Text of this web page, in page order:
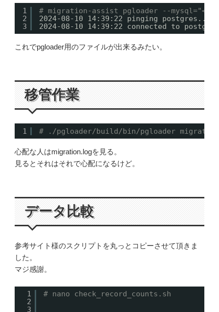
1
2
3
# migration-assist pgloader --
2024-08-10 14:39:22 pinging postgres...
2024-08-10 14:39:22 connected to
これでpgloader用のファイルが出来るみたい。
移管作業
1 # ./pgloader/build/bin/pgloader
心配な人はmigration.logを見る。
見るとそれはそれで心配になるけど。
データ比較
参考サイト様のスクリプトを丸っとコピーさせて頂きま
した。
マジ感謝。
1
2
3
# nano check_record_counts.sh